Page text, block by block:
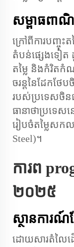
សម្ពាធពា
ក្រៅពីការបញ្ចុះត
តំបន់ផ្សេងទៀត
តម្លៃ និងកំរិត
ចរន្តនៃដែកថ
របស់ប្រទេសចិនជ
ធានាថាប្រទេស
រៀបចំតម្លៃសកល
Steel)។
ការព
២០២៥
ស្ថានការ
ដោយសារតំលៃដើ